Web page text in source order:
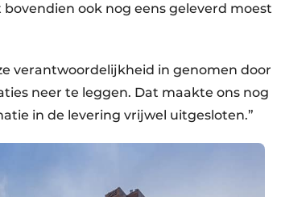
ook nog eens geleverd moest
verantwoordelijkheid in genomen door
neer te leggen. Dat maakte ons nog
in de levering vrijwel uitgesloten.”